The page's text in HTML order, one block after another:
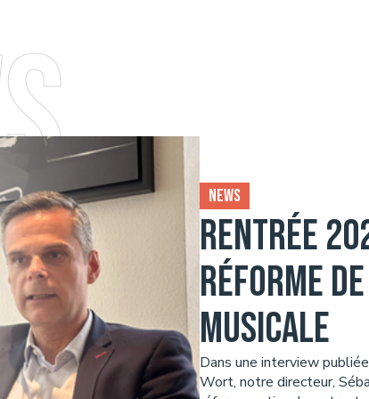
News
Rentrée
Réforme
musicale
Dans une interview
Wort, notre directeur,